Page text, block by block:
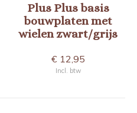
Plus Plus basis
bouwplaten met
wielen zwart/grijs
€ 12,95
Incl. btw